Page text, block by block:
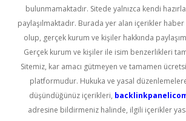
bulunmamaktadır. Sitede yalnızca kendi
paylaşılmaktadır. Burada yer alan içerikler
olup, gerçek kurum ve kişiler hakkında
Gerçek kurum ve kişiler ile isim benzerlikleri
Sitemiz, kar amacı gütmeyen ve tamamen
platformudur. Hukuka ve yasal
düşündüğünüz içerikleri,
adresine bildirmeniz halinde, ilgili içerikler